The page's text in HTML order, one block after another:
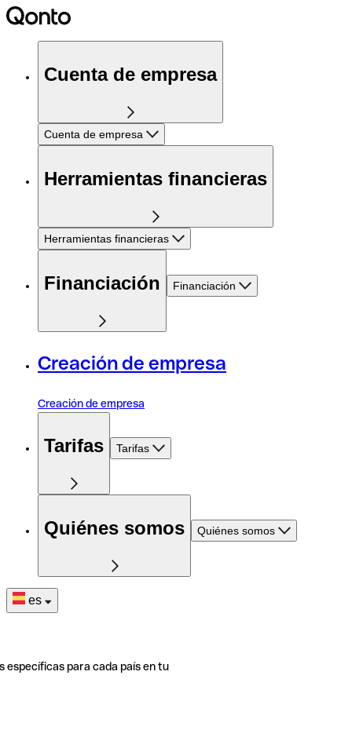
Cuenta de empresa
Cuenta de empresa
Herramientas financieras
Herramientas financieras
Financiación Financiación
Creación de empresa
Creación de empresa
Tarifas Tarifas
Quiénes somos Quiénes somos
es
específicas para cada país en tu